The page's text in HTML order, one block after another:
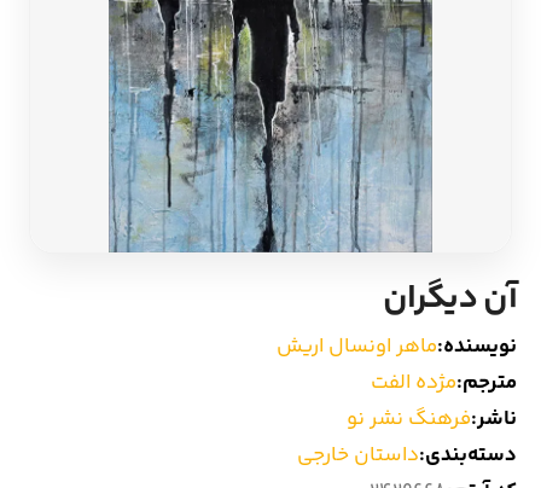
ادیان و اساطیر
ادبیات ترکیه
ادبیات آسیا
سایر کشورهای اروپا
داستان کوتاه
شعر و متون کهن
ادبیات نمایشی
آن دیگران
نویسنده:ماهر اونسال اریش
مترجم:مژده الفت
ناشر:فرهنگ نشر نو
دسته‌بندی:داستان خارجی